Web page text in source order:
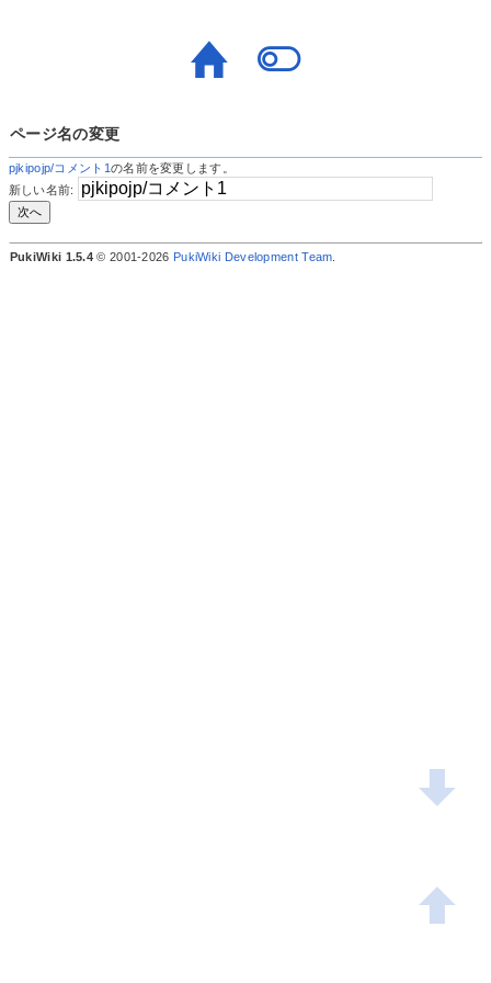
ページ名の変更
pjkipojp/コメント1 の名前を変更します。
新しい名前:
PukiWiki 1.5.4 © 2001-2026 PukiWiki Development Team